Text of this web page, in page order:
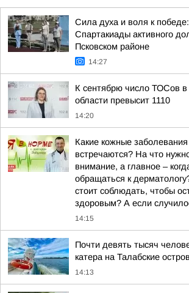
Сила духа и воля к
Спартакиады активного
Псковском районе
14:27
К сентябрю число ТОСов в
области превысит 1110
14:20
Какие кожные
встречаются? На что
внимание, а главное –
обращаться к
стоит соблюдать, чтобы
здоровым? А если
14:15
Почти девять тысяч
катера на Талабские
14:13